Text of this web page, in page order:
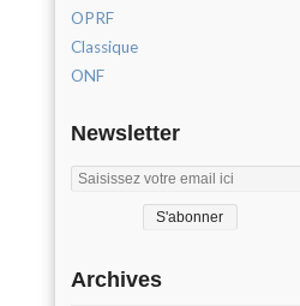
OPRF
Classique
ONF
Newsletter
Archives